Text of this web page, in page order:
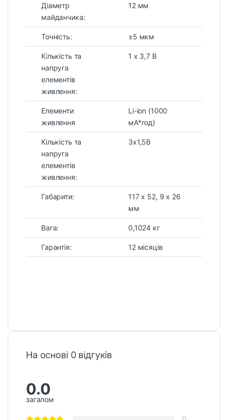
Діаметр
майданчика:
12 мм
Точність: ±5 мкм
Кількість та
напруга
елементів
живлення:
1 х 3,7 В
Елементи
живлення
Li-ion (1000
мА*год)
Кількість та
напруга
елементів
живлення:
3х1,5B
Габарити:
117 х 52, 9 х 26
мм
Вага: 0,1024 кг
Гарантія: 12 місяців
На основі 0 відгуків
0.0
загалом